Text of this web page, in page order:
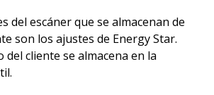
del escáner que se almacenan de
son los ajustes de Energy Star.
cliente se almacena en la